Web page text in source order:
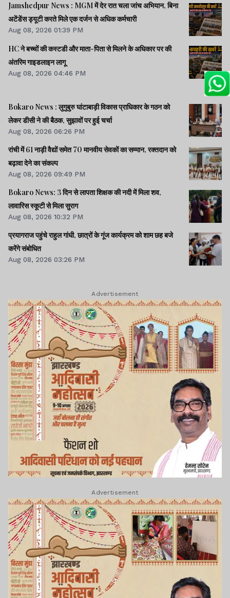
Jamshedpur News : MGM में देर रात चला जांच अभियान, बिना
अटेंडेंस ड्यूटी करते मिले एक दर्जन से अधिक कर्मचारी
Aug 08, 2026 01:39 PM
HC ने बच्चों की कस्टडी और माता-पिता से मिलने के अधिकार पर की
अंतरिम गाइडलाइन लागू
Aug 08, 2026 04:46 PM
Bokaro News : लुगुबुरु घांटाबाड़ी विकास प्राधिकार के गठन को
लेकर डीसी ने की बैठक, सुझावों पर हुई चर्चा
Aug 08, 2026 06:26 PM
रांची में 61 नाड़ी वैद्यों समेत 70 मानवीय सेवकों का सम्मान, रक्तदान को
बढ़ावा देने का संकल्प
Aug 08, 2026 09:49 PM
Bokaro News: 3 दिन से लापता शिक्षक की नदी में मिला शव,
लावारिस स्कूटी से मिला सुराग
Aug 08, 2026 10:32 PM
प्रयागराज पहुंचे राहुल गांधी, छात्रों के गूंज कार्यक्रम को शाम छह बजे
करेंगे संबोधित
Aug 08, 2026 03:26 PM
Advertisement
Advertisement